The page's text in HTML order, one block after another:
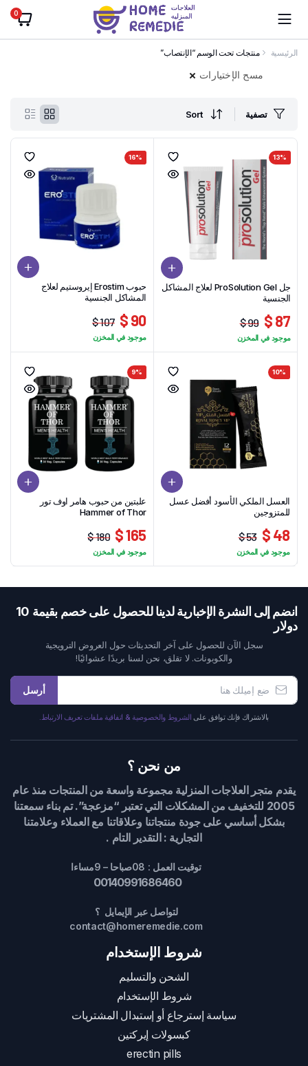
0
الرئيسية منتجات تحت الوسم “الإنتصاب”
مسح الإختيارات
تصفية Sort
13%
جل ProSolution Gel لعلاج المشاكل
الجنسية
99 $
السعر
الأصلي
99 $.
87 $
السعر
الحالي
87 $.
موجود في المخزن
16%
حبوب Erostim إيروستيم لعلاج
المشاكل الجنسية
107 $
الأصلي
107 $.
90 $
الحالي
90 $.
موجود في المخزن
10%
العسل الملكي الأسود أفضل عسل
للمتزوجين
53 $
السعر
الأصلي
48 $
السعر
الحالي
موجود في المخزن
9%
علبتين من حبوب هامر اوف تور
Hammer of Thor
180 $
الأصلي
165 $
الحالي
موجود في المخزن
انضم إلى النشرة الإخبارية لدينا للحصول على خصم بقيمة 10
دولار
سجل الآن للحصول على آخر التحديثات حول العروض الترويجية
والكوبونات. لا تقلق، نحن لسنا بريدًا عشوائيًا!
أرسل
بالاشتراك فإنك توافق على الشروط والخصوصية & اتفاقية ملفات تعريف الارتباط.
من نحن ؟
يقدم متجر العلاجات المنزلية مجموعة واسعة من المنتجات منذ عام
2005 للتخفيف من المشكلات التي تعتبر “مزعجة”. تم بناء سمعتنا
بشكل أساسي على جودة منتجاتنا وعلاقاتنا مع العملاء وعلامتنا
التجارية : التقدير التام .
توقيت العمل : 08صباحا – 9مساءا
00140991686460
لتواصل عبر الإيمايل ؟
contact@homeremedie.com
شروط الإستخدام
الشحن والتسليم
شروط الإستخدام
سياسة إسترجاع أو إستبدال المشتريات
كبسولات إيركتين
erectin pills